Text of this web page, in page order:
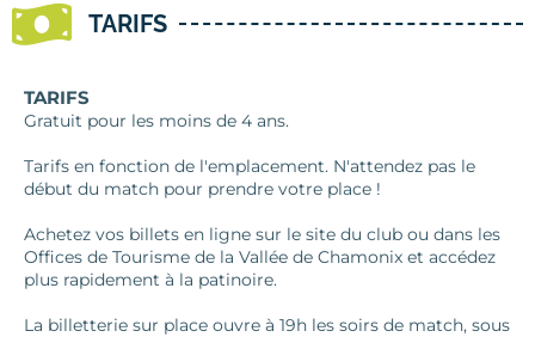
TARIFS
TARIFS
Gratuit pour les moins de 4 ans.
Tarifs en fonction de l'emplacement. N'attendez pas le
début du match pour prendre votre place !
Achetez vos billets en ligne sur le site du club ou dans les
Offices de Tourisme de la Vallée de Chamonix et accédez
plus rapidement à la patinoire.
La billetterie sur place ouvre à 19h les soirs de match, sous